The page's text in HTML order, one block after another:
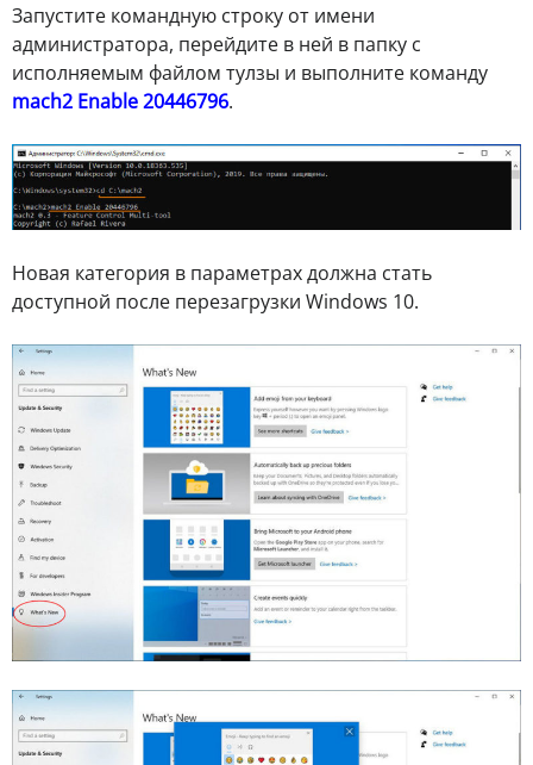
Запустите командную строку от имени
администратора, перейдите в ней в папку с
исполняемым файлом тулзы и выполните команду
mach2 Enable 20446796.
Новая категория в параметрах должна стать
доступной после перезагрузки Windows 10.